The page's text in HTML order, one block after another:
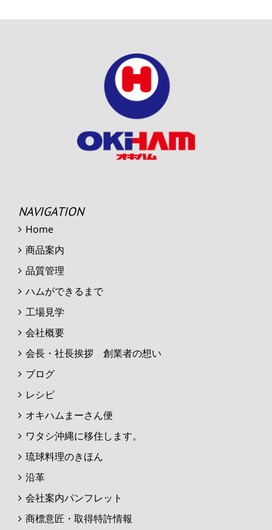
NAVIGATION
Home
商品案内
品質管理
ハムができるまで
工場見学
会社概要
会長・社長挨拶 創業者の想い
ブログ
レシピ
オキハムまーさん便
ワタシ沖縄に移住します。
琉球料理のきほん
沿革
会社案内パンフレット
商標意匠・取得特許情報